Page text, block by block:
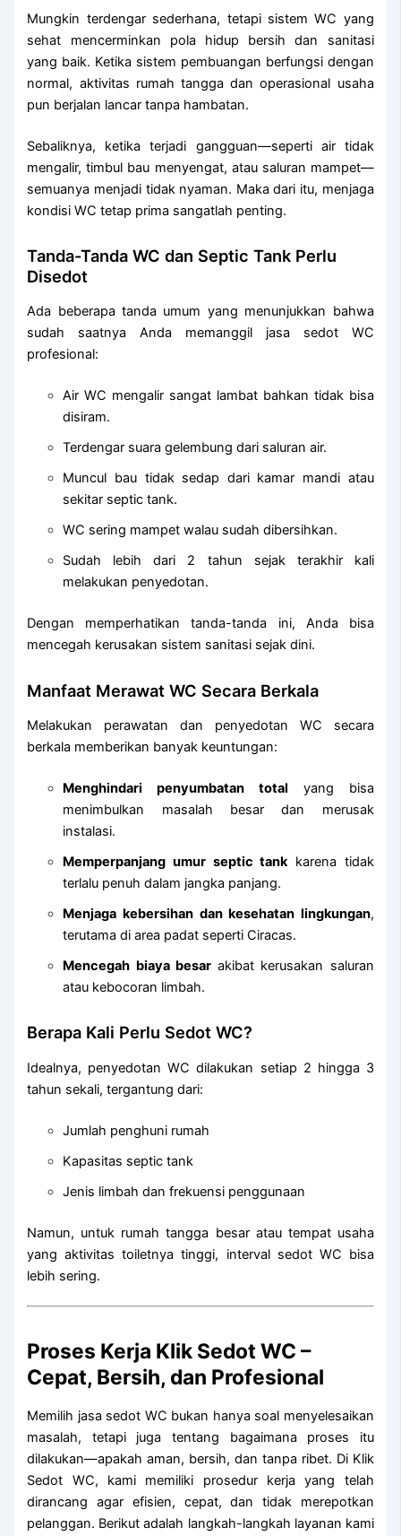
Mungkin terdengar sederhana, tetapi sistem WC yang
sehat mencerminkan pola hidup bersih dan sanitasi
yang baik. Ketika sistem pembuangan berfungsi dengan
normal, aktivitas rumah tangga dan operasional usaha
pun berjalan lancar tanpa hambatan.
Sebaliknya, ketika terjadi gangguan—seperti air tidak
mengalir, timbul bau menyengat, atau saluran mampet—
semuanya menjadi tidak nyaman. Maka dari itu, menjaga
kondisi WC tetap prima sangatlah penting.
Tanda-Tanda WC dan Septic Tank Perlu
Disedot
Ada beberapa tanda umum yang menunjukkan bahwa
sudah saatnya Anda memanggil jasa sedot WC
profesional:
Air WC mengalir sangat lambat bahkan tidak bisa
disiram.
Terdengar suara gelembung dari saluran air.
Muncul bau tidak sedap dari kamar mandi atau
sekitar septic tank.
WC sering mampet walau sudah dibersihkan.
Sudah lebih dari 2 tahun sejak terakhir kali
melakukan penyedotan.
Dengan memperhatikan tanda-tanda ini, Anda bisa
mencegah kerusakan sistem sanitasi sejak dini.
Manfaat Merawat WC Secara Berkala
Melakukan perawatan dan penyedotan WC secara
berkala memberikan banyak keuntungan:
Menghindari penyumbatan total yang bisa
menimbulkan masalah besar dan merusak
instalasi.
Memperpanjang umur septic tankkarena tidak
terlalu penuh dalam jangka panjang.
Menjaga kebersihan dan kesehatan lingkungan,
terutama di area padat seperti Ciracas.
Mencegah biaya besarakibat kerusakan saluran
atau kebocoran limbah.
Berapa Kali Perlu Sedot WC?
Idealnya, penyedotan WC dilakukan setiap 2 hingga 3
tahun sekali, tergantung dari:
Jumlah penghuni rumah
Kapasitas septic tank
Jenis limbah dan frekuensi penggunaan
Namun, untuk rumah tangga besar atau tempat usaha
yang aktivitas toiletnya tinggi, interval sedot WC bisa
lebih sering.
Proses Kerja Klik Sedot WC –
Cepat, Bersih, dan Profesional
Memilih jasa sedot WC bukan hanya soal menyelesaikan
masalah, tetapi juga tentang bagaimana proses itu
dilakukan—apakah aman, bersih, dan tanpa ribet. Di Klik
Sedot WC, kami memiliki prosedur kerja yang telah
dirancang agar efisien, cepat, dan tidak merepotkan
pelanggan. Berikut adalah langkah-langkah layanan kami